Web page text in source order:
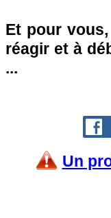
Et pour
réagir et à
...
Un